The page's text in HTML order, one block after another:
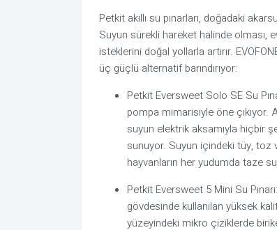
Petkit akıllı su pınarları, doğadaki
Suyun sürekli hareket halinde olması,
isteklerini doğal yollarla artırır.
üç güçlü alternatif barındırıyor:
Petkit Eversweet Solo SE Su
pompa mimarisiyle öne çıkıyor.
suyun elektrik aksamıyla hiçbir
sunuyor. Suyun içindeki tüy, toz
hayvanların her yudumda taze
Petkit Eversweet 5 Mini Su
gövdesinde kullanılan yüksek
yüzeyindeki mikro çiziklerde